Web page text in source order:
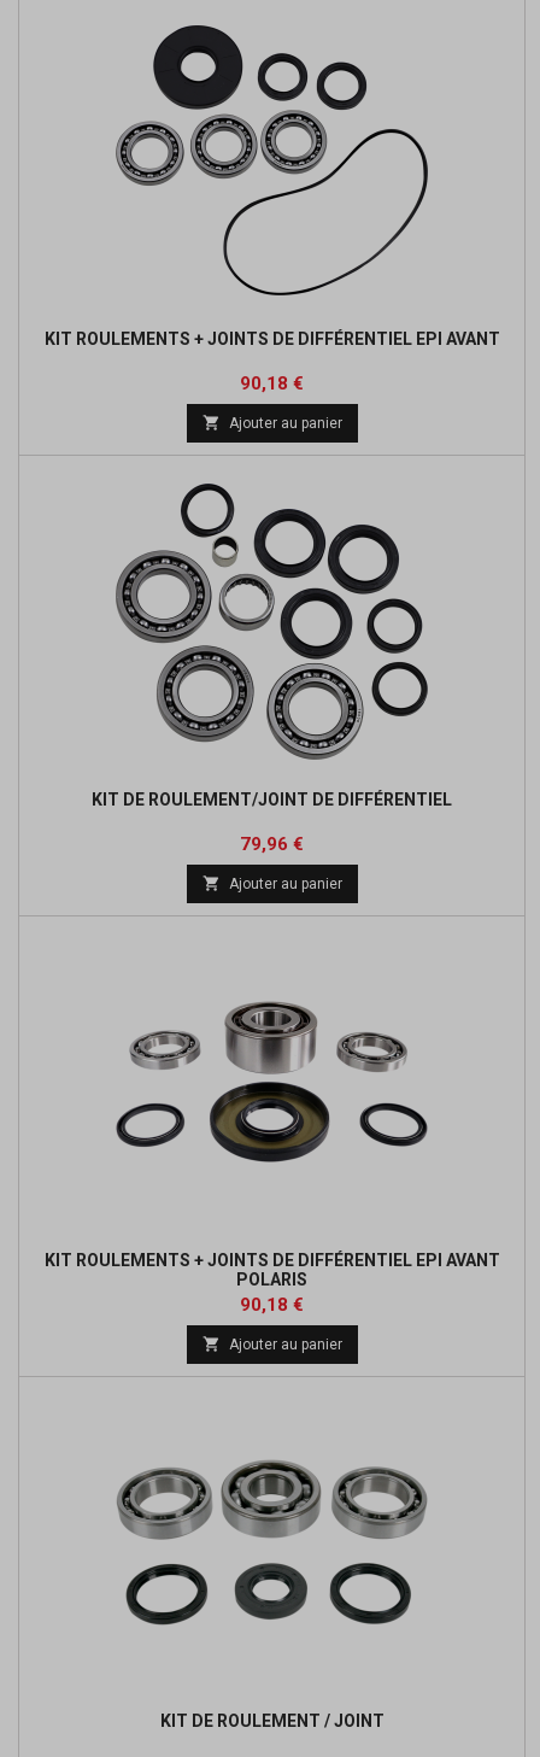
KIT ROULEMENTS + JOINTS DE DIFFÉRENTIEL EPI AVANT
Prix
90,18 €
base
 Ajouter au panier
KIT DE ROULEMENT/JOINT DE DIFFÉRENTIEL
Prix
79,96 €
base
 Ajouter au panier
KIT ROULEMENTS + JOINTS DE DIFFÉRENTIEL EPI AVANT
POLARIS
Prix
90,18 €
base
 Ajouter au panier
KIT DE ROULEMENT / JOINT